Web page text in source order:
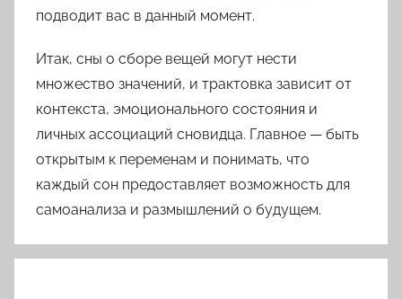
подводит вас в данный момент.
Итак, сны о сборе вещей могут нести
множество значений, и трактовка зависит от
контекста, эмоционального состояния и
личных ассоциаций сновидца. Главное — быть
открытым к переменам и понимать, что
каждый сон предоставляет возможность для
самоанализа и размышлений о будущем.